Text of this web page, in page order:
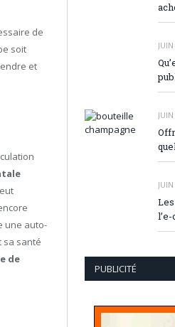
de
soit
et
une auto-
sa santé
de
PUBLICITÉ